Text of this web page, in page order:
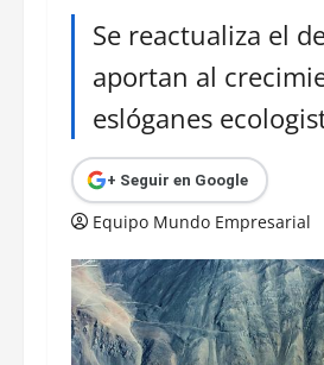
Se reactualiza el
aportan al
eslóganes
+ Seguir en Google
Equipo Mundo Empresarial